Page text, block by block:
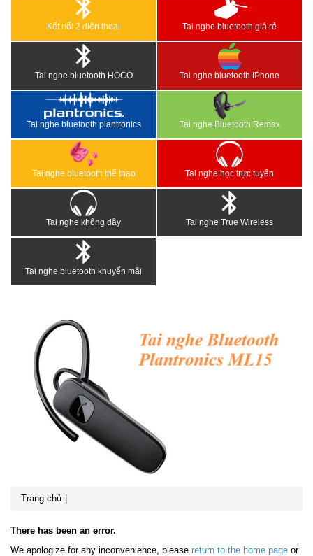
Kết nối 2 điện thoại Tai nghe bluetooth giá rẻ
Tai nghe bluetooth HOCO Tai nghe bluetooth IPhone
Tai nghe bluetooth plantronics Tai nghe Bluetooth Remax
Tai nghe bluetooth thể thao Tai nghe học trực tuyến
Tai nghe không dây Tai nghe True Wireless
Tai nghe bluetooth khuyến mãi
Trang chủ
There has been an error.
We apologize for any inconvenience, please return to the home page or